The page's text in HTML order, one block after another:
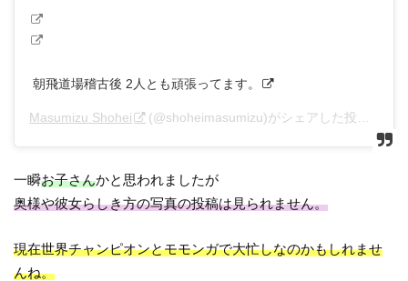
朝飛道場稽古後 2人とも頑張ってます。
Masumizu Shohei (@shoheimasumizu)がシェアした投稿 –
一瞬お子さんかと思われましたが
奥様や彼女らしき方の写真の投稿は見られません。
現在世界チャンピオンとモモンガで大忙しなのかもしれませ
んね。